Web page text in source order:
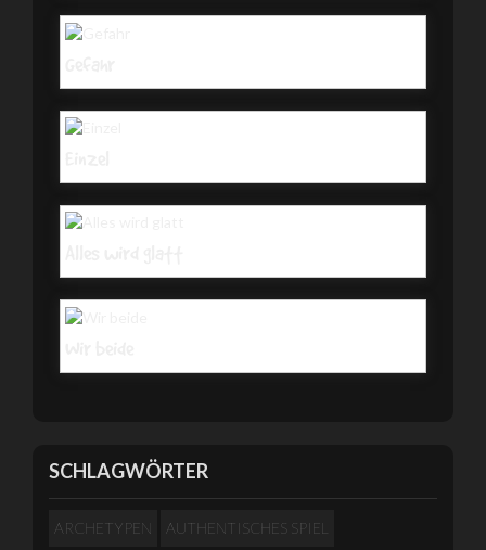
SCHLAGWÖRTER
ARCHETYPEN AUTHENTISCHES SPIEL